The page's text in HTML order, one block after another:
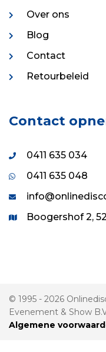
Over ons
Blog
Contact
Retourbeleid
Contact
0411 635 034
0411 635 048
Boogershof 2,
© 1995 - 2026
Evenement & Show
Algemene